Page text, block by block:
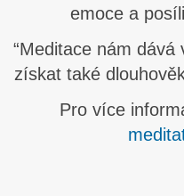
emoce a
“Meditace nám
získat také
Pro více